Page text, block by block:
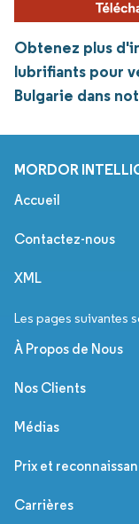
Obtenez plus
lubrifiants pour
Bulgarie dans
MORDOR
Accueil
Contactez-nous
XML
Les pages suivantes
À Propos de Nous
Nos Clients
Médias
Prix et
Carrières